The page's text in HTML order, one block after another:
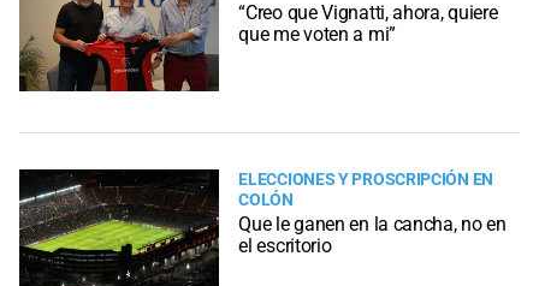
“Creo que Vignatti, ahora, quiere
que me voten a mi”
ELECCIONES Y PROSCRIPCIÓN EN
COLÓN
Que le ganen en la cancha, no en
el escritorio